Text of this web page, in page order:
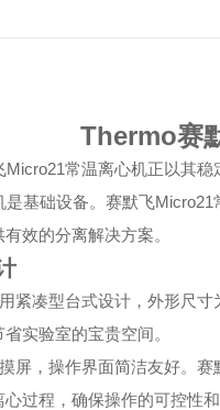
Thermo赛
常温离心机正以其稳
基础设备。赛默飞
效的分离解决方案。
紧凑型台式设计，外形尺
实验室的宝贵空间。
屏，操作界面简洁友好。
过程，确保操作的可控性和